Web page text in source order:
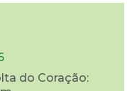
do Coração: